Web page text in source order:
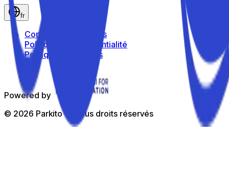
fr
Conditions générales
Politique de confidentialité
Politique de cookies
Powered by
© 2026 Parkito — Tous droits réservés